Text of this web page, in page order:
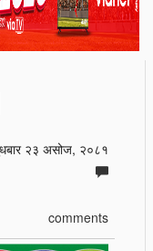
२३ असोज, २०८१
comments